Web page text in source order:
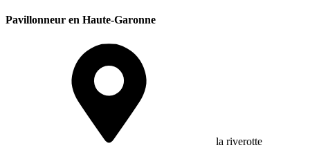
Pavillonneur en Haute-Garonne
la riverotte